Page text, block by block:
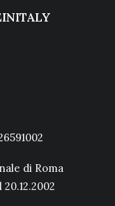
di Roma